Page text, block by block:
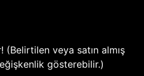
veya satın almış
gösterebilir.)